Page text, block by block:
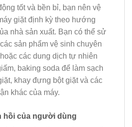
tốt và bền bỉ, bạn nên vệ
giặt định kỳ theo hướng
nhà sản xuất. Bạn có thể sử
sản phẩm vệ sinh chuyên
các dung dịch tự nhiên
baking soda để làm sạch
khay đựng bột giặt và các
khác của máy.
hồi của người dùng